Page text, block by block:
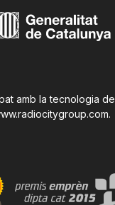
amb la tecnologia de
.